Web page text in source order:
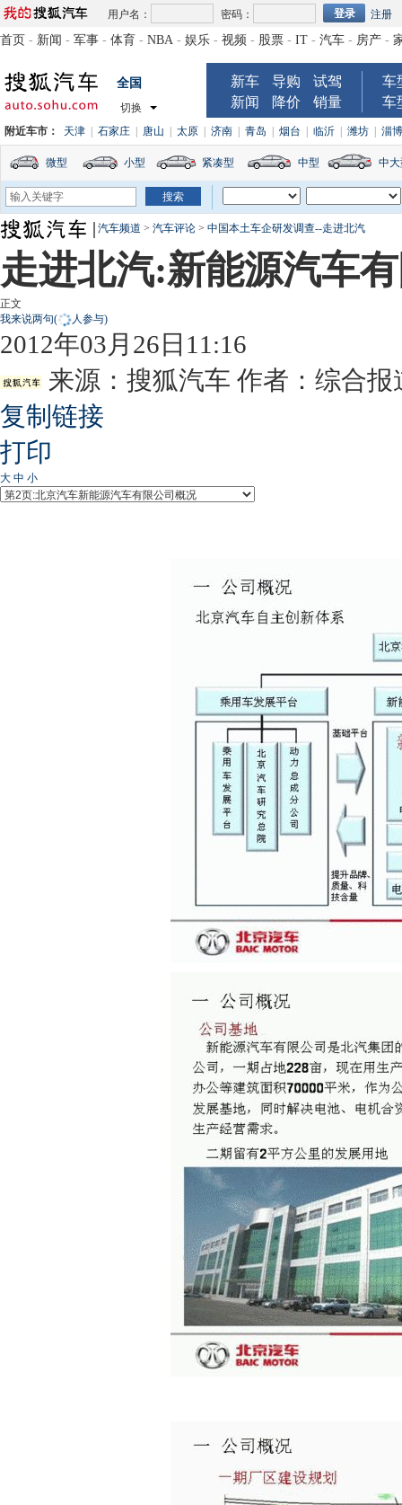
用户名： 密码： 注册
首页 - 新闻 - 军事 - 体育 - NBA - 娱乐 - 视频 - 股票 - IT - 汽车 - 房产 -
全国
切换
新车 导购
试驾
新闻
降价 销量
车
车
附近车市： 天津 石家庄 唐山 太原 济南 青岛 烟台 临沂 潍坊 淄博
微型 小型 紧凑型 中型 中
汽车频道 > 汽车评论 > 中国本土车企研发调查--走进北汽
走进北汽:新能源汽车
正文
我来说两句( 人参与)
2012年03月26日11:16
来源： 搜狐汽车 作者：综合报
复制链接
打印
大 中 小